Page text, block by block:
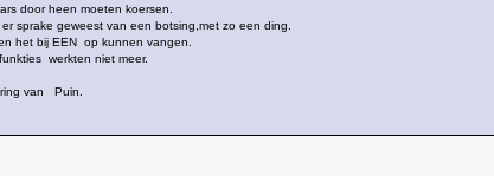
door heen moeten koersen.
sprake geweest van een botsing,met zo een ding.
het bij EEN op kunnen vangen.
werkten niet meer.
van Puin.